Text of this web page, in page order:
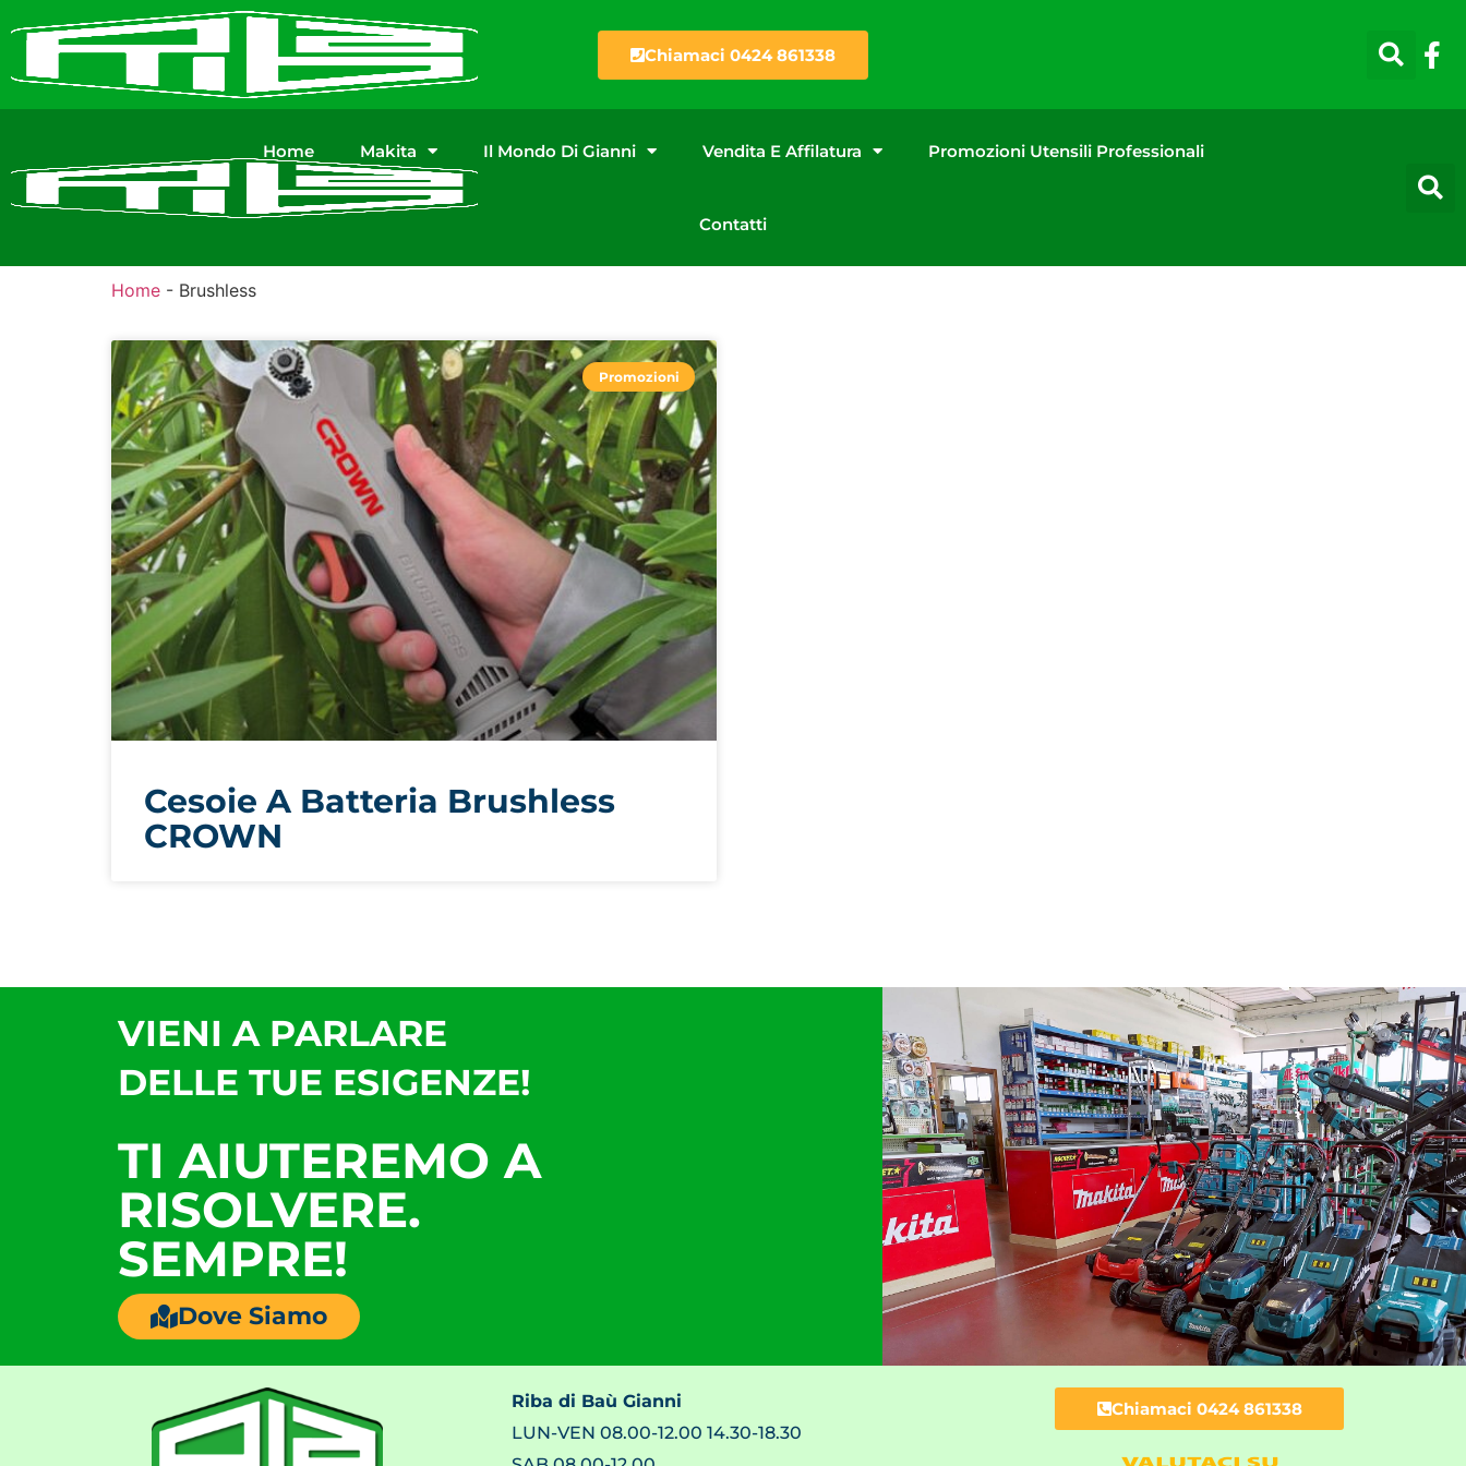
Chiamaci 0424 861338
Home Makita Il Mondo Di Gianni Vendita E Affilatura Promozioni Utensili Professionali
Contatti
Home - Brushless
Promozioni
Cesoie A Batteria Brushless
CROWN
VIENI A PARLARE
DELLE TUE ESIGENZE!
TI AIUTEREMO A
RISOLVERE.
SEMPRE!
Dove Siamo
Riba di Baù Gianni
LUN-VEN 08.00-12.00 14.30-18.30
Chiamaci 0424 861338